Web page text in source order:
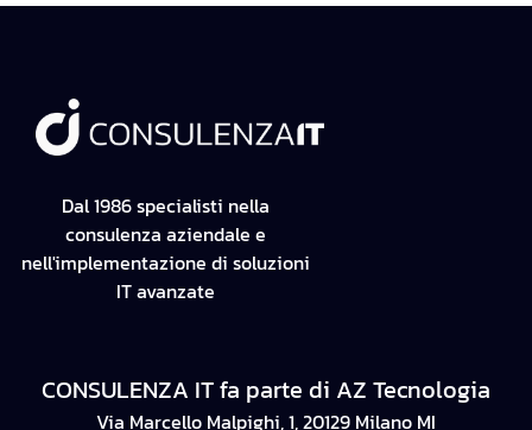
Dal 1986 specialisti nella
consulenza aziendale e
nell'implementazione di soluzioni
IT avanzate
CONSULENZA IT fa parte di AZ Tecnologia
Via Marcello Malpighi, 1, 20129 Milano MI